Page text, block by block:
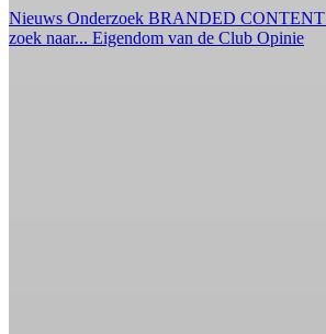
Nieuws Onderzoek BRANDED CONTENT
zoek naar... Eigendom van de Club Opinie